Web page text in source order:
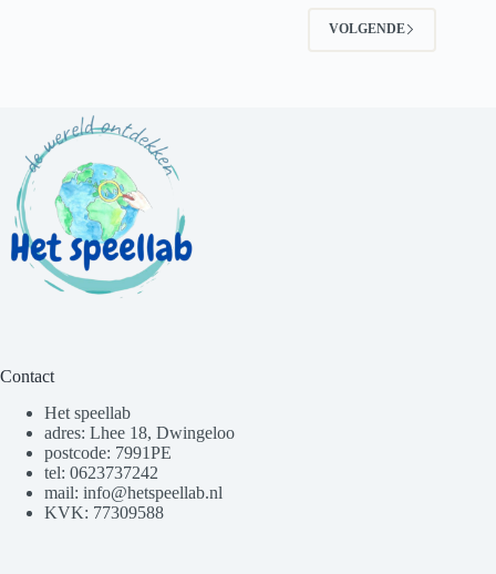
VOLGENDE
Contact
Het speellab
adres: Lhee 18, Dwingeloo
postcode: 7991PE
tel: 0623737242
mail: info@hetspeellab.nl
KVK: 77309588